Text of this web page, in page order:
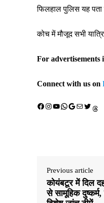
फिलहाल पुलिस यह
कोच में मौजूद सभी
For advertisements
Connect with us on
Facebook Instagram YouTube WhatsApp Google Mail X (Twitter) Threads
Previous article
कोयंबटूर में दिल
से सामूहिक